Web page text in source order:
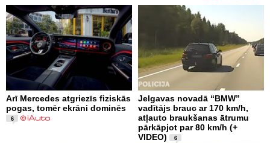
Arī Mercedes atgriezīs fiziskās
pogas, tomēr ekrāni dominēs
6
Jelgavas novadā “BMW”
vadītājs brauc ar 170 km/h,
atļauto braukšanas ātrumu
pārkāpjot par 80 km/h (+
VIDEO)
6